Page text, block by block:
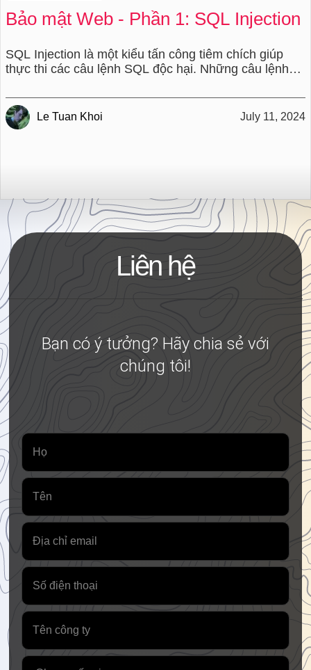
Bảo mật Web - Phần 1: SQL Injection
SQL Injection là một kiểu tấn công tiêm chích giúp
thực thi các câu lệnh SQL độc hại. Những câu lệnh
ứng dụng web. Những kẻ tấn công có thể sử dụng lỗ
hổng SQL Insert để vượt qua các biện pháp bảo mật
ứng dụng.
Le Tuan Khoi July 11, 2024
Liên hệ
Bạn có ý tưởng? Hãy chia sẻ với
chúng tôi!